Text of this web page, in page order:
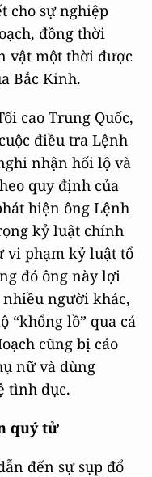
cho sự nghiệp
đồng thời
vật một thời được
Bắc Kinh.
cao Trung Quốc,
điều tra Lệnh
nhận hối lộ và
quy định của
hiện ông Lệnh
kỷ luật chính
vi phạm kỷ luật tổ
đó ông này lợi
người khác,
“khổng lồ” qua cá
cũng bị cáo
nữ và dùng
tình dục.
quý tử
đến sự sụp đổ